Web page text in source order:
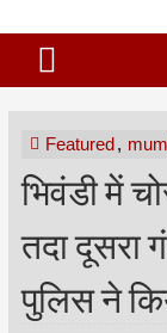
Featured,
भिवंडी में
तदा दूसरा
पुलिस ने